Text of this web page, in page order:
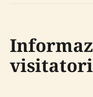
visitatori